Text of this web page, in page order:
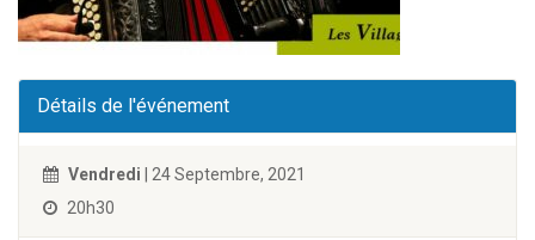
Détails de l'événement
Vendredi | 24 Septembre, 2021
20h30